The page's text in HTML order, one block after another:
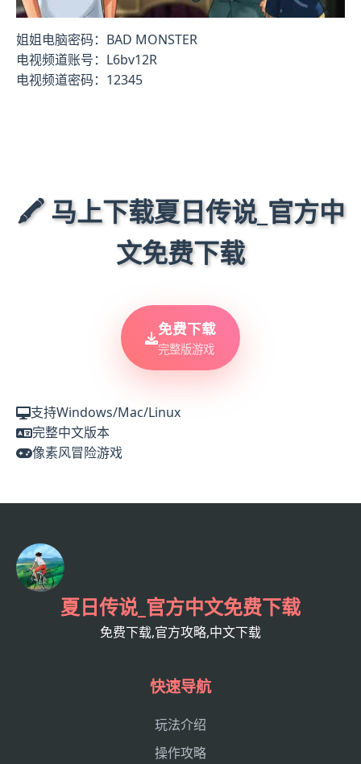
姐姐电脑密码：BAD MONSTER
电视频道账号：L6bv12R
电视频道密码：12345
🖍️ 马上下载夏日传说_官方中
文免费下载
免费下载
完整版游戏
支持Windows/Mac/Linux
完整中文版本
像素风冒险游戏
夏日传说_官方中文免费下载
免费下载,官方攻略,中文下载
快速导航
玩法介绍
操作攻略